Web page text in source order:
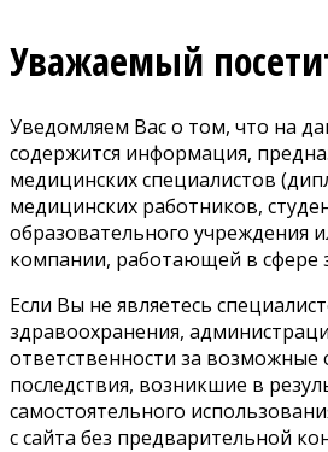
Уважаемый
Уведомляем Вас о том, что на
содержится информация,
медицинских специалистов
медицинских работников,
образовательного учреждения
компании, работающей в сфере
Если Вы не являетесь
здравоохранения,
ответственности за возможные
последствия, возникшие в
самостоятельного
с сайта без предварительной